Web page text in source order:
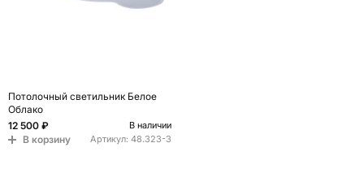
Потолочный светильник Белое
Облако
12 500 ₽
В наличии
В корзину Артикул: 48.323-3